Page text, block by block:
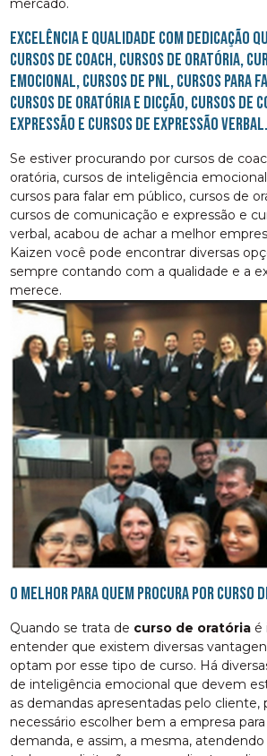
mercado.
Excelência e qualidade com dedicação
cursos de coach, cursos de oratória,
emocional, cursos de pnl, cursos para
cursos de oratória e dicção, cursos de
expressão e cursos de expressão verbal.
Se estiver procurando por cursos de
oratória, cursos de inteligência
cursos para falar em público, cursos de
cursos de comunicação e expressão e
verbal, acabou de achar a melhor
Kaizen você pode encontrar diversas
sempre contando com a qualidade e a
merece.
O melhor para quem procura por curso
Quando se trata de curso de oratória é
entender que existem diversas
optam por esse tipo de curso. Há
de inteligência emocional que devem
as demandas apresentadas pelo cliente,
necessário escolher bem a empresa para
demanda, e assim, a mesma,